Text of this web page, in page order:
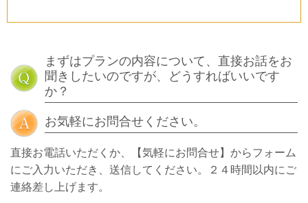
まずはプランの内容について、直接お話をお
聞きしたいのですが、どうすればいいです
か？
お気軽にお問合せください。
直接お電話いただくか、【気軽にお問合せ】からフォーム
にご入力いただき、送信してください。２４時間以内にご
連絡差し上げます。